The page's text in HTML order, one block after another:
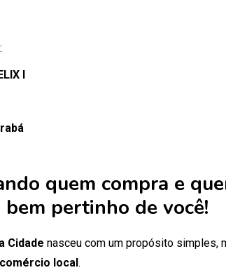
I
quem compra e
pertinho de você!
Cidade nasceu com um propósito simples,
local.